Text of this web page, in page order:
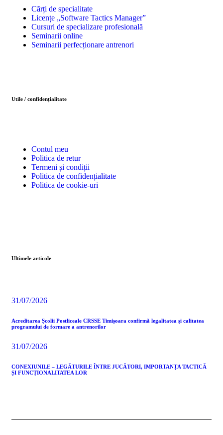
Cărți de specialitate
Licențe „Software Tactics Manager”
Cursuri de specializare profesională
Seminarii online
Seminarii perfecționare antrenori
Utile / confidențialitate
Contul meu
Politica de retur
Termeni și condiții
Politica de confidențialitate
Politica de cookie-uri
Ultimele articole
31/07/2026
Acreditarea Școlii Postliceale CRSSE Timișoara confirmă legalitatea și calitatea
programului de formare a antrenorilor
31/07/2026
CONEXIUNILE – LEGĂTURILE ÎNTRE JUCĂTORI, IMPORTANȚA TACTICĂ
ȘI FUNCȚIONALITATEA LOR